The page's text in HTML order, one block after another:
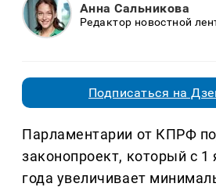
Анна Сальникова
Редактор новостной
Подписаться на
Парламентарии от КПРФ
законопроект, который с 1
года увеличивает